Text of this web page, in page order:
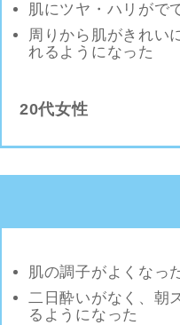
肌にツヤ・ハリがで
周りから肌がきれい
れるようになった
20代女性
肌の調子がよくなっ
二日酔いがなく、朝
るようになった